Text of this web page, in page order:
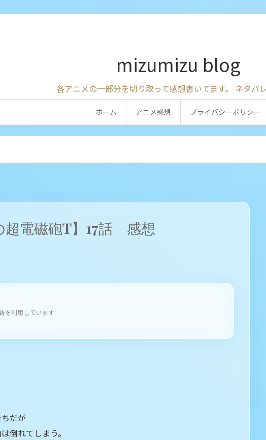
mizumizu blog
各アニメの一部分を切り取って感想書いてます。 ネタバ
ホーム アニメ感想 プライバシーポリシー
超電磁砲T】17話 感想
を利用しています
だが
倒れてしまう。